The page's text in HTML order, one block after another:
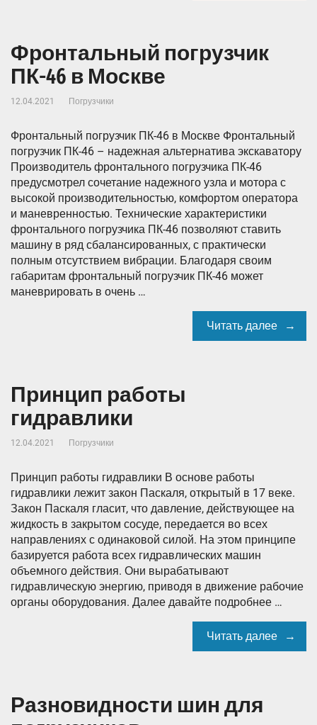
Фронтальный погрузчик
ПК-46 в Москве
12.04.2021 Погрузчики
Фронтальный погрузчик ПК-46 в Москве Фронтальный
погрузчик ПК-46 – надежная альтернатива экскаватору
Производитель фронтального погрузчика ПК-46
предусмотрел сочетание надежного узла и мотора с
высокой производительностью, комфортом оператора
и маневренностью. Технические характеристики
фронтального погрузчика ПК-46 позволяют ставить
машину в ряд сбалансированных, с практически
полным отсутствием вибрации. Благодаря своим
габаритам фронтальный погрузчик ПК-46 может
маневрировать в очень …
Читать далее
Принцип работы
гидравлики
12.04.2021 Погрузчики
Принцип работы гидравлики В основе работы
гидравлики лежит закон Паскаля, открытый в 17 веке.
Закон Паскаля гласит, что давление, действующее на
жидкость в закрытом сосуде, передается во всех
направлениях с одинаковой силой. На этом принципе
базируется работа всех гидравлических машин
объемного действия. Они вырабатывают
гидравлическую энергию, приводя в движение рабочие
органы оборудования. Далее давайте подробнее …
Читать далее
Разновидности шин для